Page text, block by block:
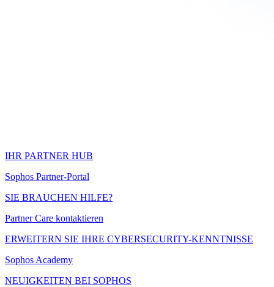
IHR PARTNER HUB
Sophos Partner-Portal
SIE BRAUCHEN HILFE?
Partner Care kontaktieren
ERWEITERN SIE IHRE CYBERSECURITY-KENNTNISSE
Sophos Academy
NEUIGKEITEN BEI SOPHOS